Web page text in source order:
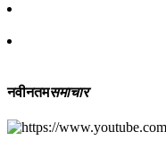
नवीनतमसमाचार